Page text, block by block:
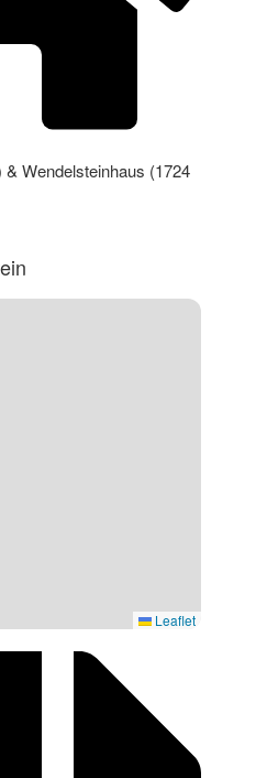
Wendelsteinhaus (1724
Leaflet